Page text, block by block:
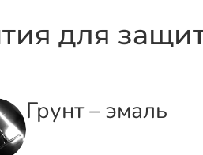
для
Грунт – эмаль